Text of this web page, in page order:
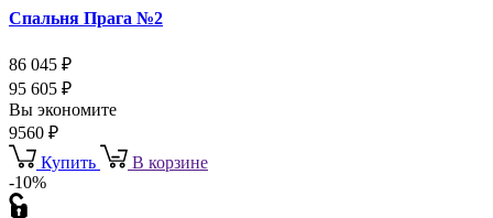
Спальня Прага №2
86 045 ₽
95 605 ₽
Вы экономите
9560 ₽
Купить
В корзине
-10%